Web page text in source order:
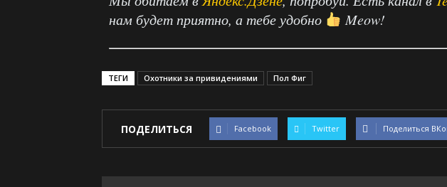
нам будет приятно, а тебе удобно
Meow!
ТЕГИ Охотники за привидениями Пол Фиг
ПОДЕЛИТЬСЯ Facebook Twitter Поделиться